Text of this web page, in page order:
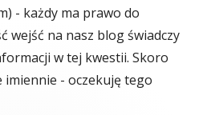
- każdy ma prawo do
wejść na nasz blog świadczy
w tej kwestii. Skoro
imiennie - oczekuję tego